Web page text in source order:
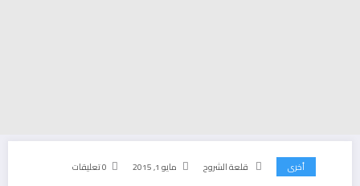
أخرى قلعة الشروح مايو 1, 2015 0 تعليقات